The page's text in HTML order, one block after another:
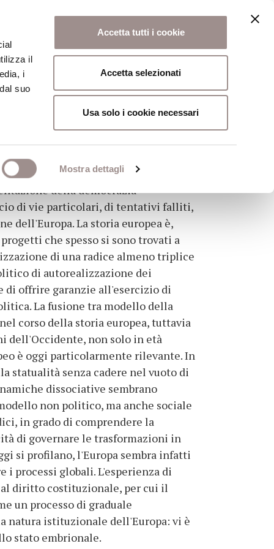
il
i
suo
Mostra dettagli
Accetta tutti i cookie
Accetta selezionati
Usa solo i cookie necessari
Scuola Alti Studi
della democrazia
di vie particolari, di tentativi falliti,
dell'Europa. La storia europea è,
che spesso si sono trovati a
di una radice almeno triplice
di autorealizzazione dei
offrire garanzie all'esercizio di
La fusione tra modello della
corso della storia europea, tuttavia
dell'Occidente, non solo in età
è oggi particolarmente rilevante. In
statualità senza cadere nel vuoto di
dissociative sembrano
non politico, ma anche sociale
in grado di comprendere la
di governare le trasformazioni in
si profilano, l'Europa sembra infatti
i processi globali. L'esperienza di
diritto costituzionale, per cui il
un processo di graduale
natura istituzionale dell'Europa: vi è
stato embrionale.